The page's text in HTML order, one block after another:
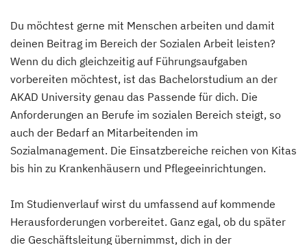
Du möchtest gerne mit Menschen arbeiten und damit
deinen Beitrag im Bereich der Sozialen Arbeit leisten?
Wenn du dich gleichzeitig auf Führungsaufgaben
vorbereiten möchtest, ist das Bachelorstudium an der
AKAD University genau das Passende für dich. Die
Anforderungen an Berufe im sozialen Bereich steigt, so
auch der Bedarf an Mitarbeitenden im
Sozialmanagement. Die Einsatzbereiche reichen von Kitas
bis hin zu Krankenhäusern und Pflegeeinrichtungen.
Im Studienverlauf wirst du umfassend auf kommende
Herausforderungen vorbereitet. Ganz egal, ob du später
die Geschäftsleitung übernimmst, dich in der